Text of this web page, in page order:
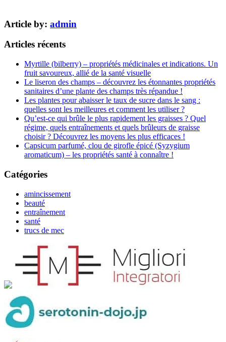
Article by: admin
Articles récents
Myrtille (bilberry) – propriétés médicinales et indications. Un
fruit savoureux, allié de la santé visuelle
Le liseron des champs – découvrez les étonnantes propriétés
sanitaires d’une plante des champs très répandue !
Les plantes pour abaisser le taux de sucre dans le sang :
quelles sont les meilleures et comment les utiliser ?
Qu’est-ce qui brûle le plus rapidement les graisses ? Quel
régime, quels entraînements et quels brûleurs de graisse
choisir ? Découvrez les moyens les plus efficaces !
Capsicum parfumé, clou de girofle épicé (Syzygium
aromaticum) – les propriétés santé à connaître !
Catégories
amincissement
beauté
entraînement
santé
trucs de mec